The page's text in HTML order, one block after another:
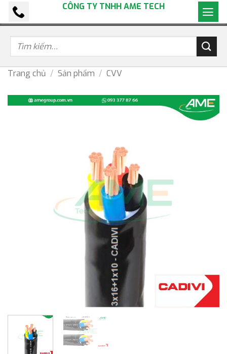
dung
CÔNG TY TNHH AME TECH
Trang chủ / Sản phẩm / CVV